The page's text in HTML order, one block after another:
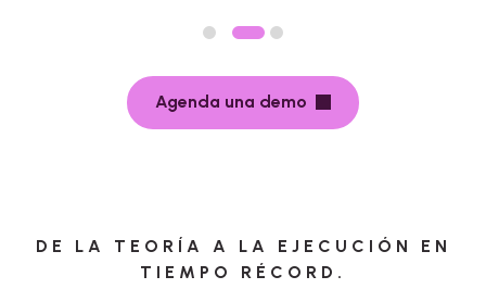
Agenda una demo
DE LA TEORÍA A LA EJECUCIÓN EN
TIEMPO RÉCORD.